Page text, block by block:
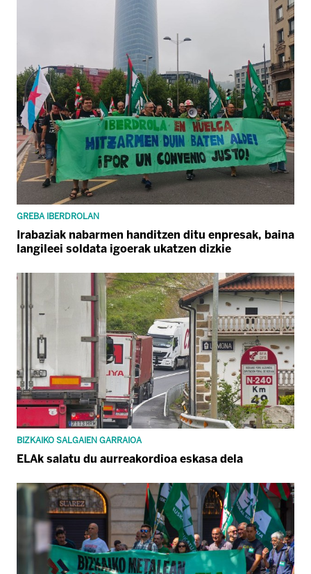
GREBA IBERDROLAN
Irabaziak nabarmen handitzen ditu enpresak, baina
langileei soldata igoerak ukatzen dizkie
BIZKAIKO SALGAIEN GARRAIOA
ELAk salatu du aurreakordioa eskasa dela